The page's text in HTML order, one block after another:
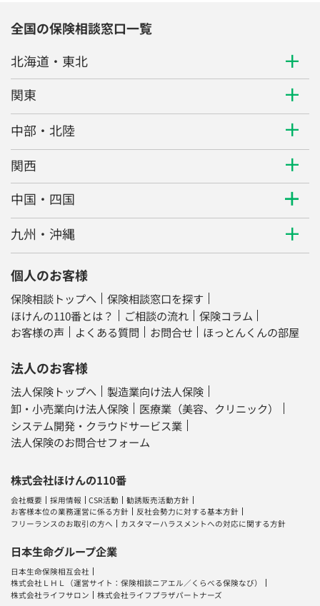
全国の保険相談窓口一覧
北海道・東北
関東
中部・北陸
関西
中国・四国
九州・沖縄
個人のお客様
保険相談トップへ
保険相談窓口を探す
ほけんの110番とは？
ご相談の流れ
保険コラム
お客様の声
よくある質問 お問合せ ほっとんくんの部屋
法人のお客様
法人保険トップへ
製造業向け法人保険
卸・小売業向け法人保険
医療業（美容、クリニック）
システム開発・クラウドサービス業
法人保険のお問合せフォーム
株式会社ほけんの110番
会社概要 採用情報 CSR活動
勧誘販売活動方針
お客様本位の業務運営に係る方針
反社会勢力に対する基本方針
フリーランスのお取引の方へ
カスタマーハラスメントへの対応に関する方針
日本生命グループ企業
日本生命保険相互会社
株式会社ＬＨＬ （運営サイト：保険相談ニアエル／ くらべる保険なび）
株式会社ライフサロン
株式会社ライフプラザパートナーズ